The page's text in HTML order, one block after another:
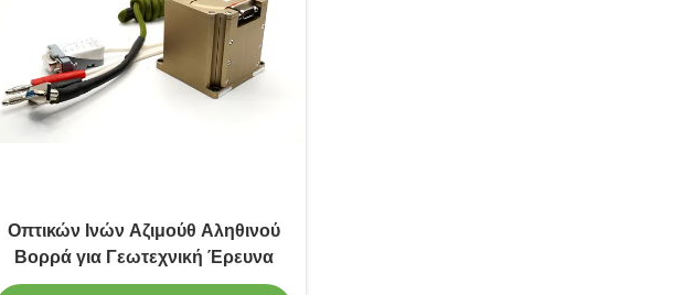
Οπτικών Ινών Αζιμούθ Αληθινού
Βορρά για Γεωτεχνική Έρευνα